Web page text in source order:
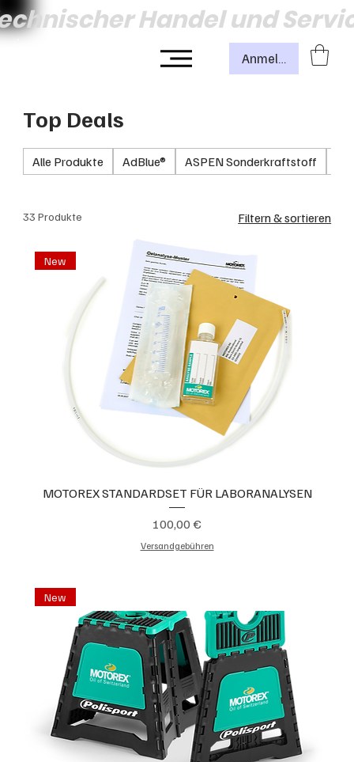
Handel und
Anmelden
Top Deals
Alle Produkte AdBlue® ASPEN Sonderkraftstoff
33 Produkte Filtern & sortieren
New
MOTOREX STANDARDSET FÜR LABORANALYSEN
Preis
100,00 €
Versandgebühren
New